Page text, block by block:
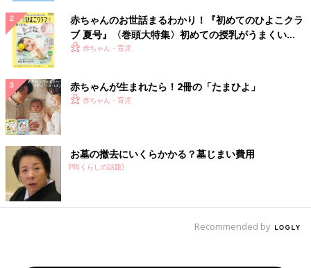
赤ちゃんのお世話まるわかり！『初めてのひよこクラ
ブ 夏号』〈巻頭大特集〉初めての授乳がうまくい
く！ おっぱい・ミルクの基本と夏のトラブル 解決テ
赤ちゃん・育児
赤ちゃんが生まれたら！2冊の「たまひよ」
赤ちゃん・育児
お墓の撤去にいくらかかる？墓じまい費用
PR(くらしの話題)
Recommended by